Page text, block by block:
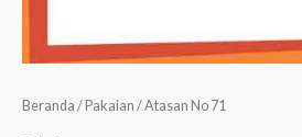
Beranda / Pakaian / Atasan No 71